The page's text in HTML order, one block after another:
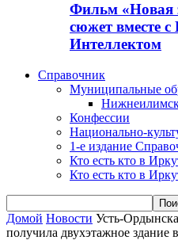
Фильм «Новая
сюжет вместе
Интеллектом
Справочник
Муниципальные
Конфессии
Национально-
1-е издание
Кто есть кто в
Кто есть кто в
Домой Новости Усть-
получила двухэтажное здание